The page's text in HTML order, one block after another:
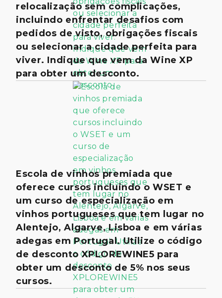
relocalização sem complicações,
incluindo enfrentar desafios com
pedidos de visto, obrigações fiscais
ou selecionar a cidade perfeita para
viver. Indique que vem da Wine XP
para obter um desconto.
Escola de vinhos premiada que
oferece cursos incluindo o WSET e
um curso de especialização em
vinhos portugueses que tem lugar no
Alentejo, Algarve, Lisboa e em várias
adegas em Portugal. Utilize o código
de desconto XPLOREWINE5 para
obter um desconto de 5% nos seus
cursos.